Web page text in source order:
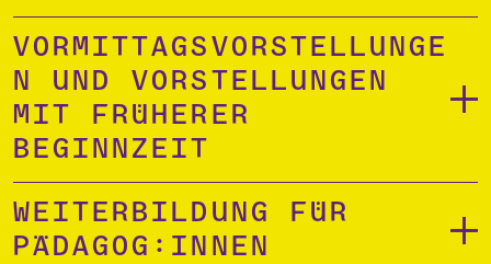
Vormittagsvorstellunge
n und Vorstellungen
mit früherer
Beginnzeit
Weiterbildung für
Pädagog:innen